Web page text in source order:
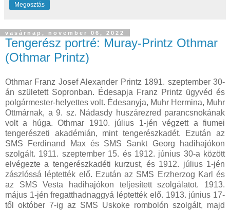
Megosztás
vasárnap, november 06, 2022
Tengerész portré: Muray-Printz Othmar
(Othmar Printz)
Othmar Franz Josef Alexander Printz 1891. szeptember 30-
án született Sopronban. Édesapja Franz Printz ügyvéd és
polgármester-helyettes volt. Édesanyja, Muhr Hermina, Muhr
Ottmárnak, a 9. sz. Nádasdy huszárezred parancsnokának
volt a húga. Othmar 1910. július 1-jén végzett a fiumei
tengerészeti akadémián, mint tengerészkadét. Ezután az
SMS Ferdinand Max és SMS Sankt Georg hadihajókon
szolgált. 1911. szeptember 15. és 1912. június 30-a között
elvégezte a tengerészkadéti kurzust, és 1912. július 1-jén
zászlóssá léptették elő. Ezután az SMS Erzherzog Karl és
az SMS Vesta hadihajókon teljesített szolgálatot. 1913.
május 1-jén fregatthadnaggyá léptették elő. 1913. június 17-
től október 7-ig az SMS Uskoke rombolón szolgált, majd